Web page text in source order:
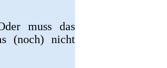
muss das
(noch) nicht